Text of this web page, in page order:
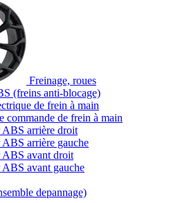
Freinage, roues
(freins anti-blocage)
de frein à main
commande de frein à main
ABS arrière droit
ABS arrière gauche
ABS avant droit
ABS avant gauche
depannage)